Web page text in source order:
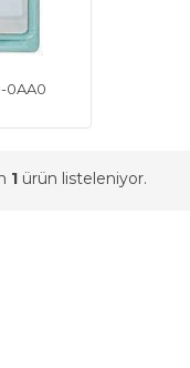
0AA0
1 ürün listeleniyor.